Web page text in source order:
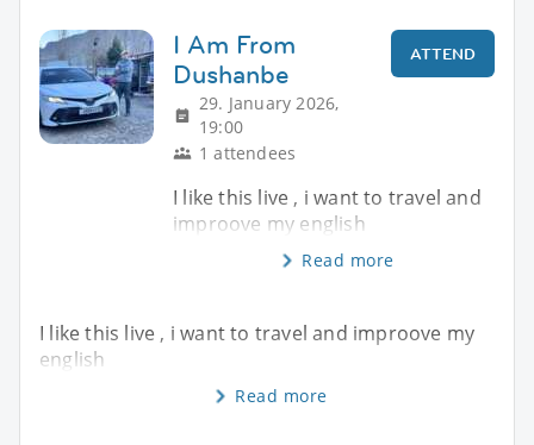
I Am From
Dushanbe
29. January 2026,
19:00
1 attendees
ATTEND
I like this live , i want to travel and
improove my english
Read more
I like this live , i want to travel and improove my
english
Read more